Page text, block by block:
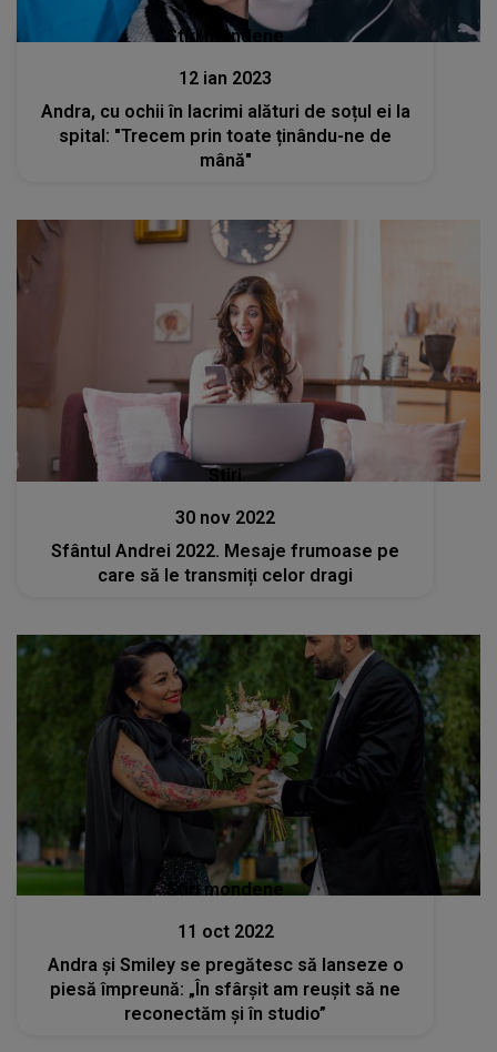
Stiri mondene
12 ian 2023
Andra, cu ochii în lacrimi alături de soțul ei la
spital: "Trecem prin toate ținându-ne de
mână"
Stiri
30 nov 2022
Sfântul Andrei 2022. Mesaje frumoase pe
care să le transmiți celor dragi
Stiri mondene
11 oct 2022
Andra și Smiley se pregătesc să lanseze o
piesă împreună: „În sfârșit am reușit să ne
reconectăm și în studio”